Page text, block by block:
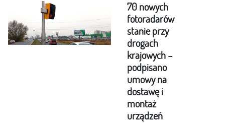
70 nowych
fotoradarów
stanie przy
drogach
krajowych –
podpisano
umowy na
dostawę i
montaż
urządzeń